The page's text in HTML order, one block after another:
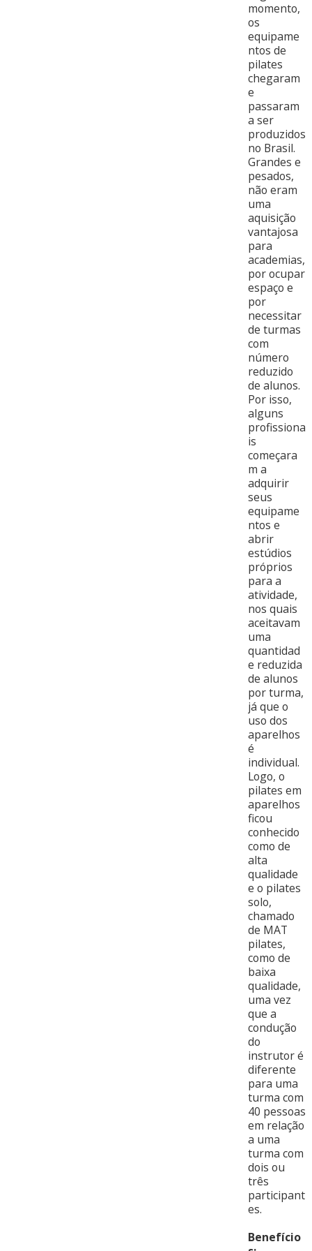
momento,
os
equipame
ntos de
pilates
chegaram
e
passaram
a ser
produzidos
no Brasil.
Grandes e
pesados,
não eram
uma
aquisição
vantajosa
para
academias,
por ocupar
espaço e
por
necessitar
de turmas
com
número
reduzido
de alunos.
Por isso,
alguns
profissiona
is
começara
m a
adquirir
seus
equipame
ntos e
abrir
estúdios
próprios
para a
atividade,
nos quais
aceitavam
uma
quantidad
e reduzida
de alunos
por turma,
já que o
uso dos
aparelhos
é
individual.
Logo, o
pilates em
aparelhos
ficou
conhecido
como de
alta
qualidade
e o pilates
solo,
chamado
de MAT
pilates,
como de
baixa
qualidade,
uma vez
que a
condução
do
instrutor é
diferente
para uma
turma com
40 pessoas
em relação
a uma
turma com
dois ou
três
participant
es.
Benefício